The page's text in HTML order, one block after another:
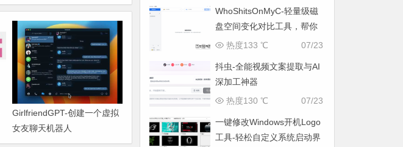
GirlfriendGPT-创建一个虚拟
女友聊天机器人
WhoShitsOnMyC-轻量级磁
盘空间变化对比工具，帮你
找出“吃掉”空间的罪魁祸首
07/23
热度133 ℃
抖虫-全能视频文案提取与AI
深加工神器
07/23
热度130 ℃
一键修改Windows开机Logo
工具-轻松自定义系统启动界